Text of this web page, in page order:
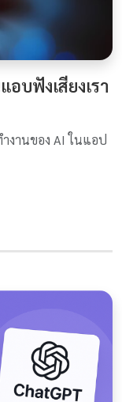
บฟังเสียงเรา
งานของ AI ในแอป